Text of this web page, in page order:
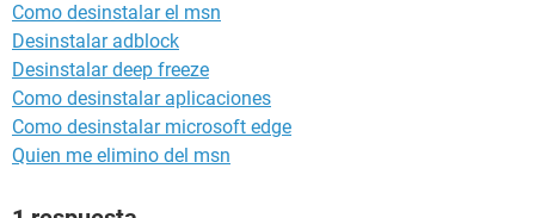
Como desinstalar el msn
Desinstalar adblock
Desinstalar deep freeze
Como desinstalar aplicaciones
Como desinstalar microsoft edge
Quien me elimino del msn